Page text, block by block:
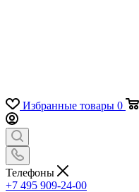
Избранные товары 0
Телефоны
+7 495 909-24-00